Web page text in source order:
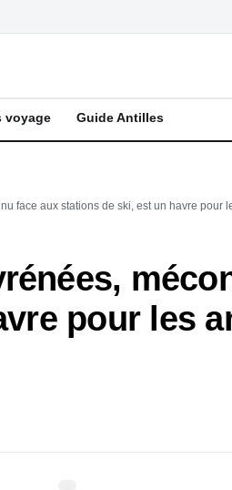
voyage Guide Antilles
face aux stations de ski, est un havre pour
pour les